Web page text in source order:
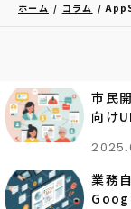
ホーム コラム
市民
向け
業務